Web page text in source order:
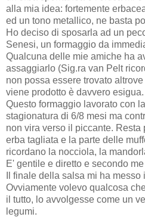
alla mia idea: fortemente
ed un tono metallico, ne basta
Ho deciso di sposarla ad un
Senesi, un formaggio da
Qualcuna delle mie amiche ha
assaggiarlo (Sig.ra van Pelt
non possa essere trovato
viene prodotto è davvero esigua.
Questo formaggio lavorato con
stagionatura di 6/8 mesi ma
non vira verso il piccante. Resta
erba tagliata e la parte delle
ricordano la nocciola, la
E' gentile e diretto e secondo
Il finale della salsa mi ha
Ovviamente volevo qualcosa
il tutto, lo avvolgesse come un
legumi.